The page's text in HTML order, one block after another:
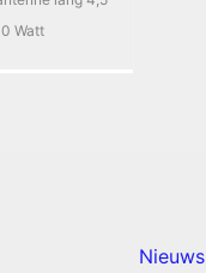
Watt
Nieuws